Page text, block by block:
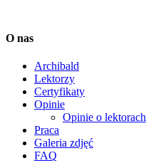
O nas
Archibald
Lektorzy
Certyfikaty
Opinie
Opinie o lektorach
Praca
Galeria zdjęć
FAQ